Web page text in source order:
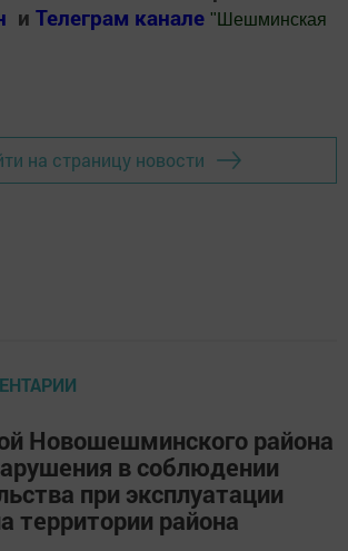
и Телеграм канале " Шешминская
на страницу новости
Новошешминского района
в соблюдении
при эксплуатации
территории района